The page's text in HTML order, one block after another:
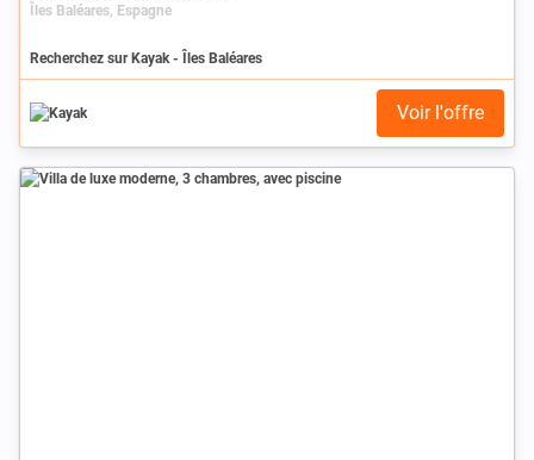
Îles Baléares, Espagne
Recherchez sur Kayak - Îles Baléares
Voir l'offre